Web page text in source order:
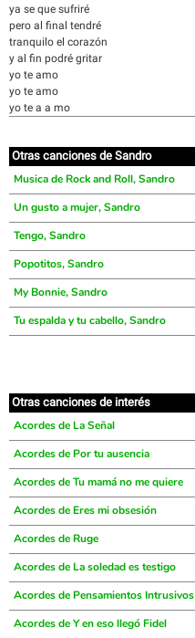
ya se que sufriré
pero al final tendré
tranquilo el corazón
y al fin podré gritar
yo te amo
yo te amo
yo te a a mo
Otras canciones de Sandro
Musica de Rock and Roll, Sandro
Un gusto a mujer, Sandro
Tengo, Sandro
Popotitos, Sandro
My Bonnie, Sandro
Tu espalda y tu cabello, Sandro
Otras canciones de interés
Acordes de La Señal
Acordes de Por tu ausencia
Acordes de Tu mamá no me quiere
Acordes de Eres mi obsesión
Acordes de Ruge
Acordes de La soledad es testigo
Acordes de Pensamientos Intrusivos
Acordes de Y en eso llegó Fidel